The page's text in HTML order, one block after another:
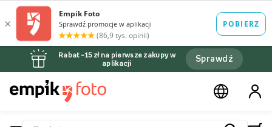
Rabat –15 zł na pierwsze zakupy w
aplikacji
Sprawdź